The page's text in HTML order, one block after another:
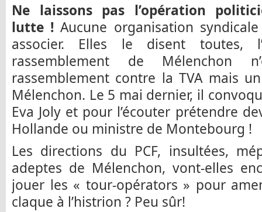
Ne laissons pas l’opération
lutte ! Aucune organisation
associer. Elles le disent toutes,
rassemblement de Mélenchon
rassemblement contre la TVA mais
Mélenchon. Le 5 mai dernier, il
Eva Joly et pour l’écouter prétendre
Hollande ou ministre de Montebourg !
Les directions du PCF, insultées,
adeptes de Mélenchon, vont-elles
jouer les « tour-opérators » pour
claque à l’histrion ? Peu sûr!